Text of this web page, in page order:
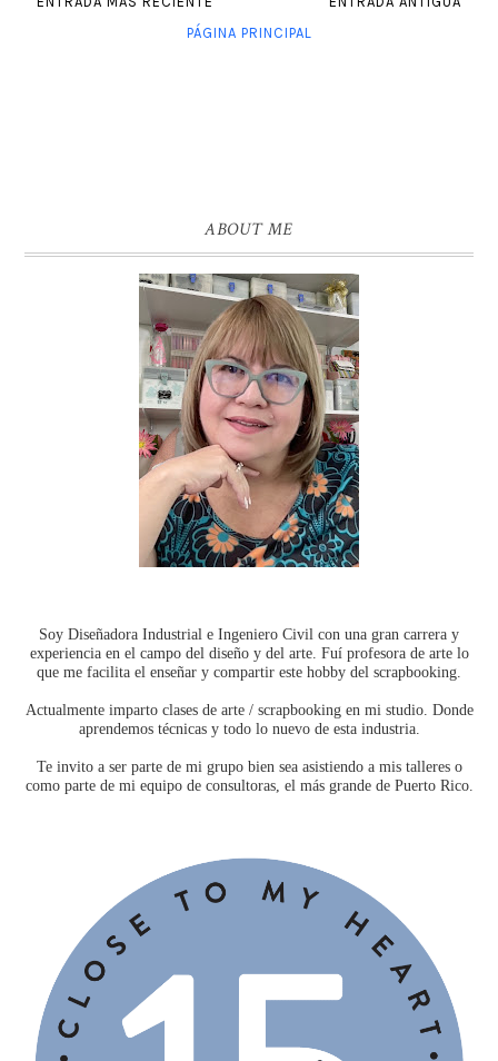
PÁGINA PRINCIPAL
ABOUT ME
Soy Diseñadora Industrial e Ingeniero Civil con una gran carrera y
experiencia en el campo del diseño y del arte. Fuí profesora de arte lo
que me facilita el enseñar y compartir este hobby del scrapbooking.
Actualmente imparto clases de arte / scrapbooking en mi studio. Donde
aprendemos técnicas y todo lo nuevo de esta industria.
Te invito a ser parte de mi grupo bien sea asistiendo a mis talleres o
como parte de mi equipo de consultoras, el más grande de Puerto Rico.